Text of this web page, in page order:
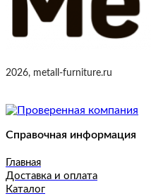
2026, metall-furniture.ru
Справочная информация
Главная
Доставка и оплата
Каталог